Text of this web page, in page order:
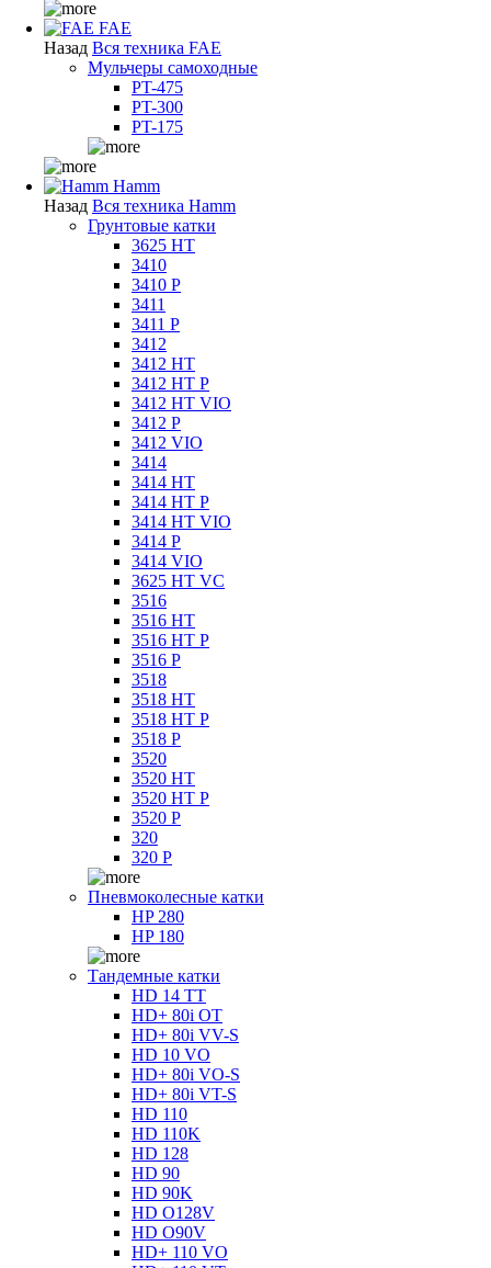
FAE
Назад Вся техника FAE
Мульчеры самоходные
PT-475
PT-300
PT-175
Hamm
Назад Вся техника Hamm
Грунтовые катки
3625 HT
3410
3410 P
3411
3411 P
3412
3412 HT
3412 HT P
3412 HT VIO
3412 P
3412 VIO
3414
3414 HT
3414 HT P
3414 HT VIO
3414 P
3414 VIO
3625 HT VC
3516
3516 HT
3516 HT P
3516 P
3518
3518 HT
3518 HT P
3518 P
3520
3520 HT
3520 HT P
3520 P
320
320 P
Пневмоколесные катки
HP 280
HP 180
Тандемные катки
HD 14 TT
HD+ 80i OT
HD+ 80i VV-S
HD 10 VO
HD+ 80i VO-S
HD+ 80i VT-S
HD 110
HD 110K
HD 128
HD 90
HD 90K
HD O128V
HD O90V
HD+ 110 VO